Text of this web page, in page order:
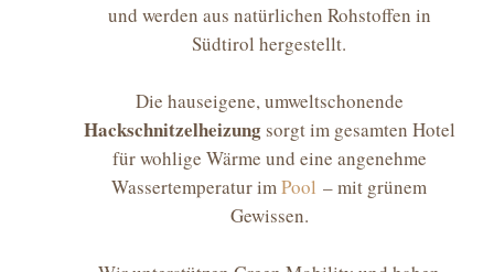
und werden aus natürlichen Rohstoffen in
Südtirol hergestellt.
Die hauseigene, umweltschonende
Hackschnitzelheizung sorgt im gesamten Hotel
für wohlige Wärme und eine angenehme
Wassertemperatur im Pool – mit grünem
Gewissen.